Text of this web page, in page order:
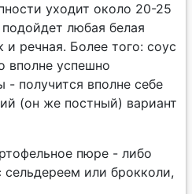
уходит около 20-25
любая белая
речная. Более того: соус
вполне успешно
- получится вполне себе
(он же постный) вариант
пюре - либо
или брокколи,